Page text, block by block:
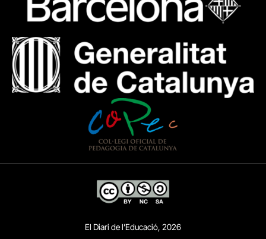
El Diari de l’Educació, 2026